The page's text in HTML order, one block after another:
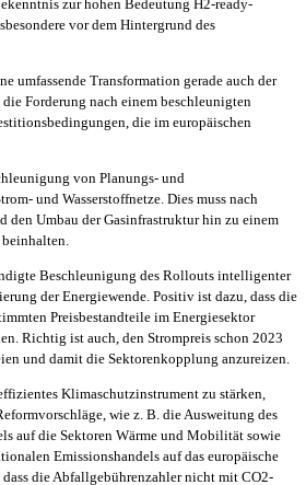
zur hohen Bedeutung H2-ready-
vor dem Hintergrund des
umfassende Transformation gerade auch der
Forderung nach einem beschleunigten
die im europäischen
von Planungs- und
und Wasserstoffnetze. Dies muss nach
den Umbau der Gasinfrastruktur hin zu einem
Beschleunigung des Rollouts intelligenter
der Energiewende. Positiv ist dazu, dass die
Preisbestandteile im Energiesektor
Richtig ist auch, den Strompreis schon 2023
und damit die Sektorenkopplung anzureizen.
Klimaschutzinstrument zu stärken,
wie z. B. die Ausweitung des
auf die Sektoren Wärme und Mobilität sowie
Emissionshandels auf das europäische
die Abfallgebührenzahler nicht mit CO2-